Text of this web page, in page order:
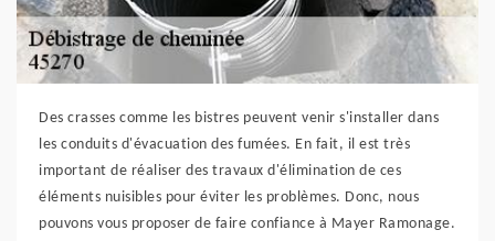
Des crasses comme les bistres peuvent venir s'installer dans
les conduits d'évacuation des fumées. En fait, il est très
important de réaliser des travaux d'élimination de ces
éléments nuisibles pour éviter les problèmes. Donc, nous
pouvons vous proposer de faire confiance à Mayer Ramonage.